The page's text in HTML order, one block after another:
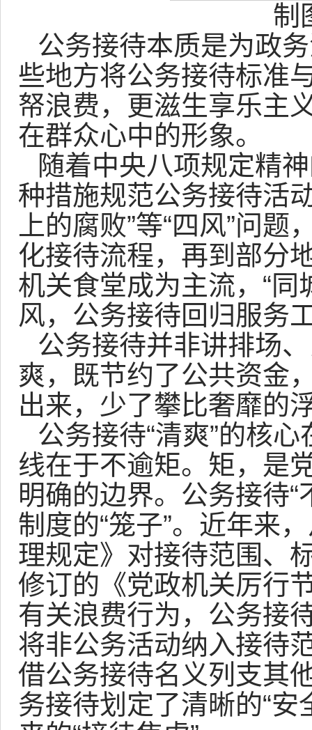
制
公务接待本质是为政
些地方将公务接待标准
帑浪费，更滋生享乐主
在群众心中的形象。
随着中央八项规定精
种措施规范公务接待活
上的腐败”等“四风”问
化接待流程，再到部分
机关食堂成为主流，“同
风，公务接待回归服务
公务接待并非讲排场
爽，既节约了公共资金
出来，少了攀比奢靡的
公务接待“清爽”的核
线在于不逾矩。矩，是
明确的边界。公务接待
制度的“笼子”。近年来
理规定》对接待范围、
修订的《党政机关厉行
有关浪费行为，公务接
将非公务活动纳入接待
借公务接待名义列支其
务接待划定了清晰的“